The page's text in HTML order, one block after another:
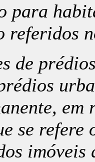
para
referidos
de
em
se refere